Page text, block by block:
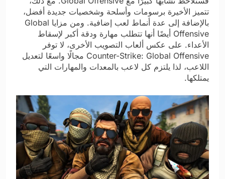
تتميز الأخيرة برسومات وأسلحة وشخصيات جديدة أفضل،
بالإضافة إلى عدة أنماط لعب إضافية. ومن مزايا Global
Offensive أيضًا أنها تتطلب مهارة ودقة أكبر لإسقاط
الأعداء. على عكس ألعاب التصويب الأخرى، لا توفر
Counter-Strike: Global Offensive مجالًا واسعًا لتعديل
اللاعب، لذا يلتزم كل لاعب بالمعدات والمهارات التي
يمتلكها.